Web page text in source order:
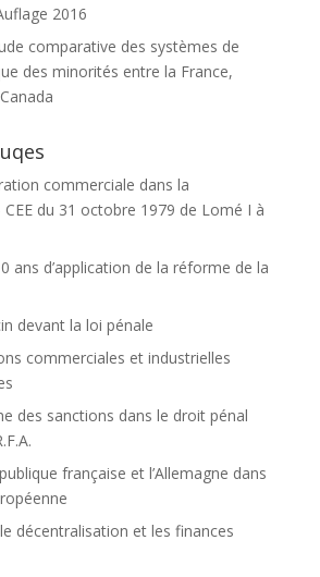
2016
comparative des systèmes de
des minorités entre la France,
commerciale dans la
CEE du 31 octobre 1979 de Lomé I à
ans d’application de la réforme de la
devant la loi pénale
commerciales et industrielles
des sanctions dans le droit pénal
publique française et l’Allemagne dans
décentralisation et les finances